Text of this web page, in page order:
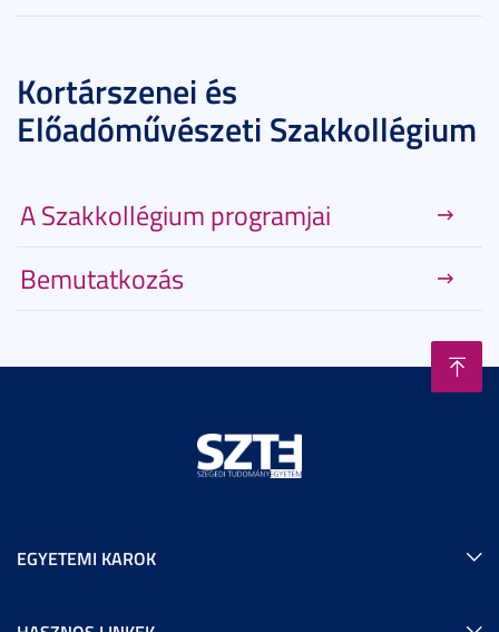
Kortárszenei és
Előadóművészeti Szakkollégium
A Szakkollégium programjai
Bemutatkozás
EGYETEMI KAROK